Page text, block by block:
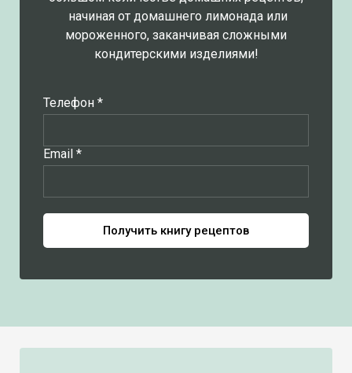
начиная от домашнего лимонада или
мороженного, заканчивая сложными
кондитерскими изделиями!
Телефон *
Email *
Получить книгу рецептов